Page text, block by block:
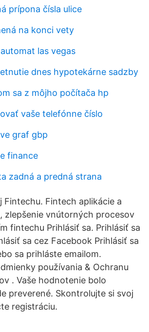
prípona čísla ulice
na konci vety
las vegas
dnes hypotekárne sadzby
sa z môjho počítača hp
vaše telefónne číslo
graf gbp
finance
zadná a predná strana
Fintechu. Fintech aplikácie a
zlepšenie vnútorných procesov
fintechu Prihlásiť sa. Prihlásiť sa
sa cez Facebook Prihlásiť sa
sa prihláste emailom.
používania & Ochranu
. Vaše hodnotenie bolo
preverené. Skontrolujte si svoj
registráciu.